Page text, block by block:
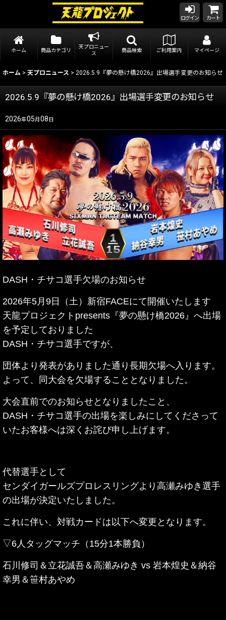
ログイン カート
ホーム 商品カテゴリ
天プロニュー
ス
商品検索 ご利用案内 マイページ
ホーム > 天プロニュース > 2026.5.9『夢の懸け橋2026』出場選手変更のお知らせ
2026.5.9『夢の懸け橋2026』出場選手変更のお知らせ
2026年05月 08 日
DASH・チサコ選手欠場のお知らせ
2026年5月9日（土）新宿FACEにて開催いたします
天龍プロジェクトpresents『夢の懸け橋2026』へ出場
を予定しておりました
DASH・チサコ選手ですが、
団体より発表がありました通り長期欠場へ入ります。
よって、同大会を欠場することとなりました。
大会直前でのお知らせとなりましたこと、
DASH・チサコ選手の出場を楽しみにしてくださって
いたお客様へは深くお詫び申し上げます。
代替選手として
センダイガールズプロレスリングより高瀬みゆき 選手
の出場が決定いたしました。
これに伴い、対戦カードは以下へ変更となります。
▽6人タッグマッチ（15分1本勝負）
石川修司＆立花誠吾＆高瀬みゆき vs 岩本煌史＆納谷
幸男＆笹村あやめ